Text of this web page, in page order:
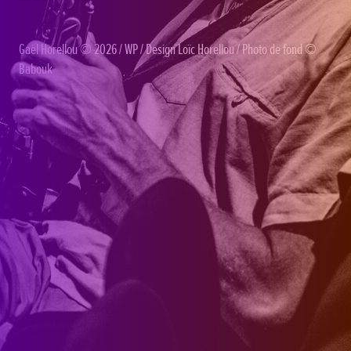
Gaël Horellou© 2026 /WP/ DesignLoïc Horellou/ Photo de fond ©
Babouk